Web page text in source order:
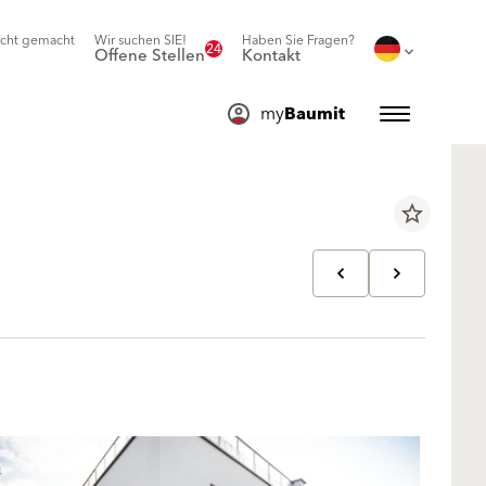
gemacht Wir suchen SIE!
Offene Stellen24 Haben Sie Fragen?
Kontakt
myBaumit
star_border